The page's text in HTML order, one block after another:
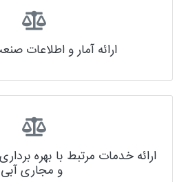
ارائه آمار و اطلاعات
ارائه خدمات مرتبط با بهره
و مجاری آبی